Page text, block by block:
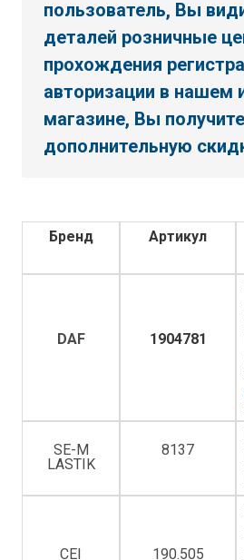
пользователь, Вы
деталей розничные
прохождения
авторизации в нашем
магазине, Вы получите
дополнительную
Бренд Артикул
DAF 1904781
SE-M
LASTIK
8137
CEI 190.505